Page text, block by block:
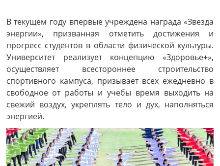
В текущем году впервые учреждена награда «Звезда
энергии», призванная отметить достижения и
прогресс студентов в области физической культуры.
Университет реализует концепцию «Здоровье+»,
осуществляет всестороннее строительство
спортивного кампуса, призывает всех ежедневно в
свободное от работы и учебы время выходить на
свежий воздух, укреплять тело и дух, наполняться
энергией.